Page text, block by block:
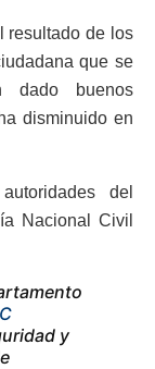
resultado de los
que se
dado buenos
disminuido en
del
Nacional Civil
y